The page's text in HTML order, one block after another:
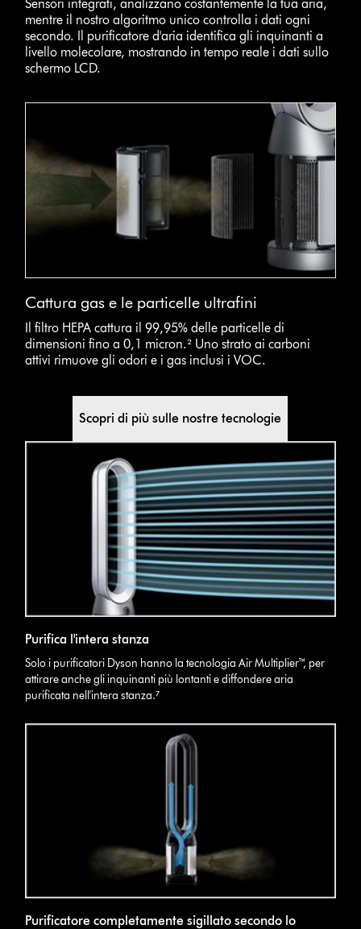
Sensori integrati, analizzano costantemente la tua aria,
mentre il nostro algoritmo unico controlla i dati ogni
secondo. Il purificatore d'aria identifica gli inquinanti a
livello molecolare, mostrando in tempo reale i dati sullo
schermo LCD.
Cattura gas e le particelle ultrafini
Il filtro HEPA cattura il 99,95% delle particelle di
dimensioni fino a 0,1 micron.² Uno strato ai carboni
attivi rimuove gli odori e i gas inclusi i VOC.
Scopri di più sulle nostre tecnologie
Purifica l'intera stanza
Solo i purificatori Dyson hanno la tecnologia Air Multiplier™, per
attirare anche gli inquinanti più lontanti e diffondere aria
purificata nell'intera stanza.⁷
Purificatore completamente sigillato secondo lo